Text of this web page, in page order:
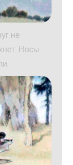
не
Носы